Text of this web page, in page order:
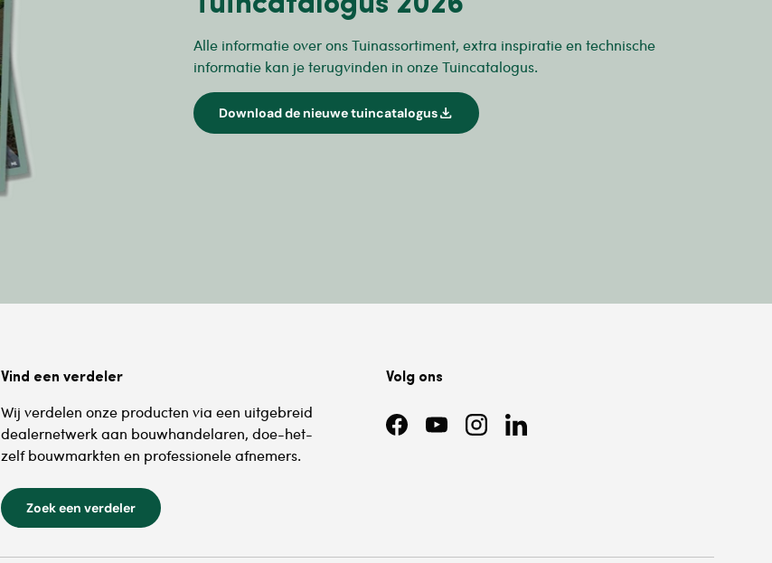
Alle informatie over ons Tuinassortiment, extra inspiratie en technische
informatie kan je terugvinden in onze Tuincatalogus.
Download de nieuwe tuincatalogusdownload
Vind een verdeler
Wij verdelen onze producten via een uitgebreid
dealernetwerk aan bouwhandelaren, doe-het-
zelf bouwmarkten en professionele afnemers.
Zoek een verdeler
Volg ons
FacebookYouTubeInstagramLinkedIn